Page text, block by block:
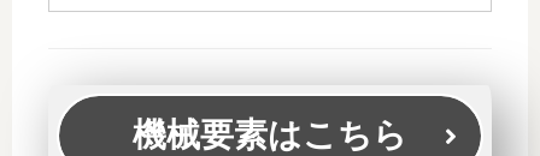
機械要素はこちら